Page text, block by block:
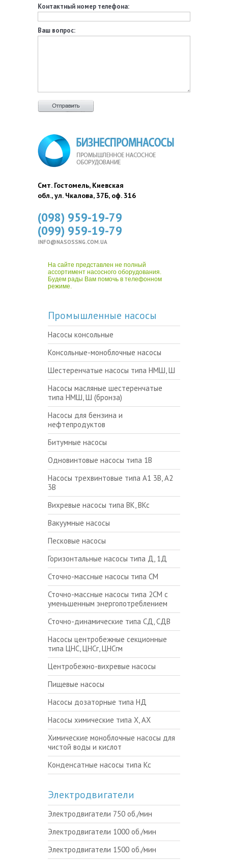
Контактный номер телефона:
Ваш вопрос:
Смт. Гостомель, Киевская
обл., ул. Чкалова, 37Б, оф. 316
(098) 959-19-79
(099) 959-19-79
INFO@NASOSSNG.COM.UA
На сайте представлен не полный
ассортимент насосного оборудования.
Будем рады Вам помочь в телефонном
режиме.
Промышленные насосы
Насосы консольные
Консольные-моноблочные насосы
Шестеренчатые насосы типа НМШ, Ш
Насосы масляные шестеренчатые
типа НМШ, Ш (бронза)
Насосы для бензина и
нефтепродуктов
Битумные насосы
Одновинтовые насосы типа 1В
Насосы трехвинтовые типа А1 3В, А2
3В
Вихревые насосы типа ВК, ВКс
Вакуумные насосы
Песковые насосы
Горизонтальные насосы типа Д, 1Д
Сточно-массные насосы типа СМ
Сточно-массные насосы типа 2СМ с
уменьшенным энергопотреблением
Сточно-динамические типа СД, СДВ
Насосы центробежные секционные
типа ЦНС, ЦНСг, ЦНСгм
Центробежно-вихревые насосы
Пищевые насосы
Насосы дозаторные типа НД
Насосы химические типа Х, АХ
Химические моноблочные насосы для
чистой воды и кислот
Конденсатные насосы типа Кс
Электродвигатели
Электродвигатели 750 об./мин
Электродвигатели 1000 об./мин
Электродвигатели 1500 об./мин